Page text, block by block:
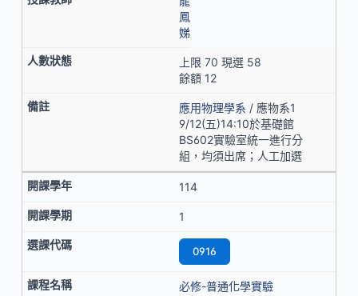
鳳
娣
上限 70 現選 58
餘額 12
應用物理學系 / 應物系1
9/12(五)14:10於基礎館
BS602實驗室統一進行分
組，均須出席；人工加選
114
1
0916
必修-普通化學實驗